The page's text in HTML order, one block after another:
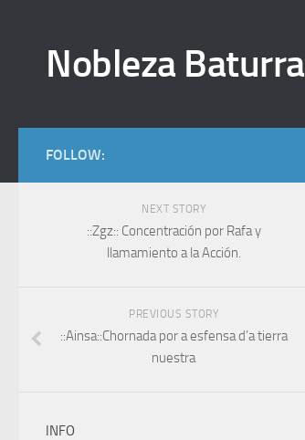
Nobleza Baturra
FOLLOW:
NEXT STORY
::Zgz:: Concentración por Rafa y
llamamiento a la Acción.
PREVIOUS STORY
::Ainsa::Chornada por a esfensa d’a tierra
nuestra
INFO